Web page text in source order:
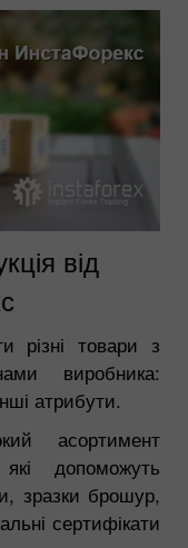
від
різні товари з
виробника:
атрибути.
асортимент
які допоможуть
зразки брошур,
сертифікати